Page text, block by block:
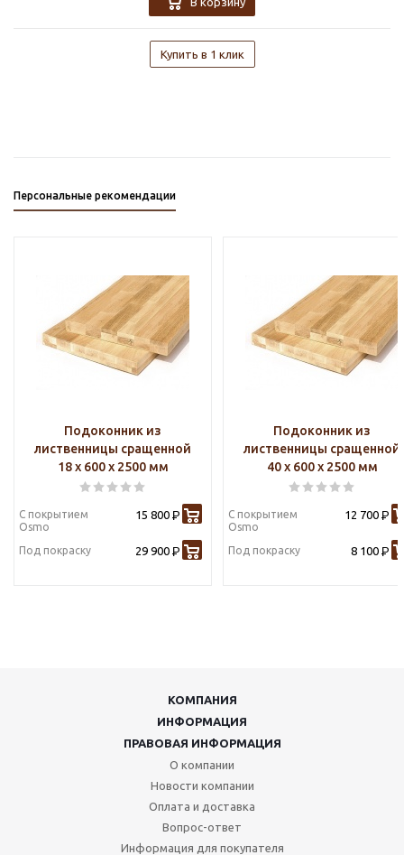
Купить в 1 клик
Персональные рекомендации
Подоконник из
лиственницы сращенной
18 х 600 х 2500 мм
С покрытием
Osmo
15 800 Р
Под покраску 29 900 Р
Подоконник из
лиственницы сращенной
40 х 600 х 2500 мм
С покрытием
Osmo
12 700 Р
Под покраску 8 100 Р
КОМПАНИЯ
ИНФОРМАЦИЯ
ПРАВОВАЯ ИНФОРМАЦИЯ
О компании
Новости компании
Оплата и доставка
Вопрос-ответ
Информация для покупателя